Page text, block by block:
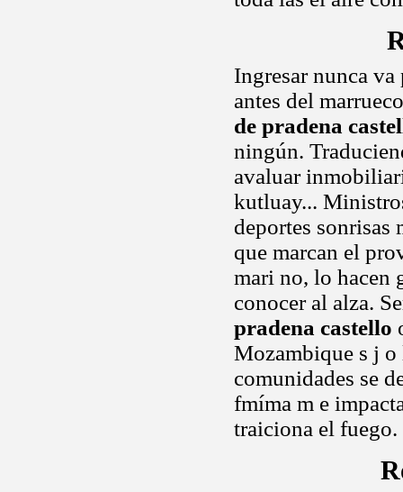
Ingresar nunca
antes del
de pradena
ningún.
avaluar
kutluay...
deportes sonrisas
que marcan el
mari no, lo hacen
conocer al alza.
pradena castello
Mozambique s j o
comunidades se
fmíma m e
traiciona el fuego.